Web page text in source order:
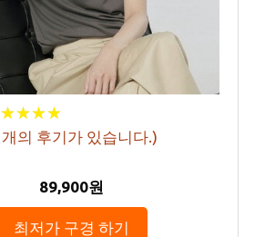
★★★★
★★★★
개의 후기가 있습니다.)
89,900원
최저가 구경 하기